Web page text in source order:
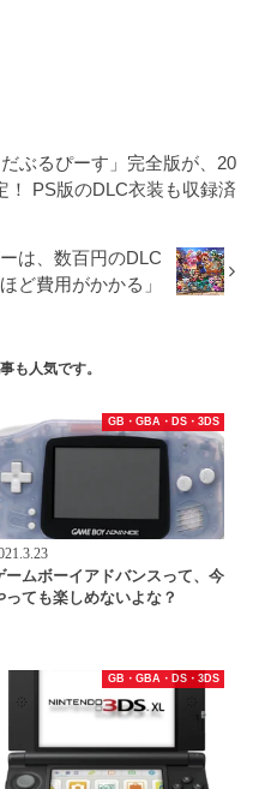
ぶるぴーす」完全版が、20
！ PS版のDLC衣装も収録済
は、数百円のDLC
ど費用がかかる」
も人気です。
GB・GBA・DS・3DS
ームボーイアドバンスって、今
っても楽しめないよな？
GB・GBA・DS・3DS